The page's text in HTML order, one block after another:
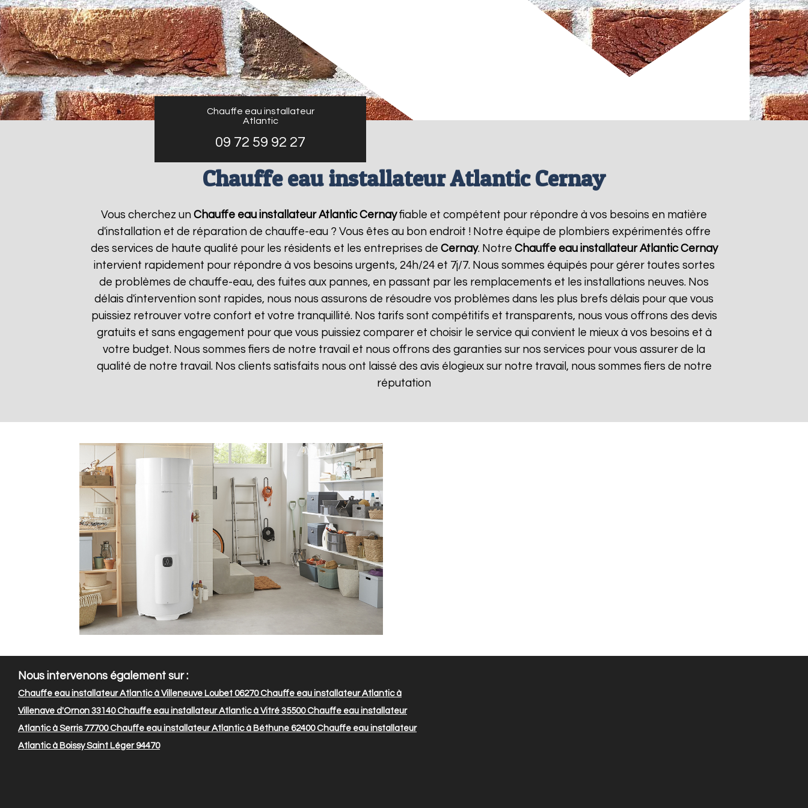
Chauffe eau installateur
Atlantic
09 72 59 92 27
Chauffe eau installateur Atlantic Cernay
Vous cherchez un Chauffe eau installateur Atlantic Cernayfiable et compétent pour répondre à vos besoins en matière
d'installation et de réparation de chauffe-eau ? Vous êtes au bon endroit ! Notre équipe de plombiers expérimentés offre
des services de haute qualité pour les résidents et les entreprises de Cernay. Notre Chauffe eau installateur Atlantic Cernay
intervient rapidement pour répondre à vos besoins urgents, 24h/24 et 7j/7. Nous sommes équipés pour gérer toutes sortes
de problèmes de chauffe-eau, des fuites aux pannes, en passant par les remplacements et les installations neuves. Nos
délais d'intervention sont rapides, nous nous assurons de résoudre vos problèmes dans les plus brefs délais pour que vous
puissiez retrouver votre confort et votre tranquillité. Nos tarifs sont compétitifs et transparents, nous vous offrons des devis
gratuits et sans engagement pour que vous puissiez comparer et choisir le service qui convient le mieux à vos besoins et à
votre budget. Nous sommes fiers de notre travail et nous offrons des garanties sur nos services pour vous assurer de la
qualité de notre travail. Nos clients satisfaits nous ont laissé des avis élogieux sur notre travail, nous sommes fiers de notre
réputation
Nous intervenons également sur :
Chauffe eau installateur Atlantic à Villeneuve Loubet 06270Chauffe eau installateur Atlantic à
Villenave d'Ornon 33140Chauffe eau installateur Atlantic à Vitré 35500Chauffe eau installateur
Atlantic à Serris 77700Chauffe eau installateur Atlantic à Béthune 62400Chauffe eau installateur
Atlantic à Boissy Saint Léger 94470